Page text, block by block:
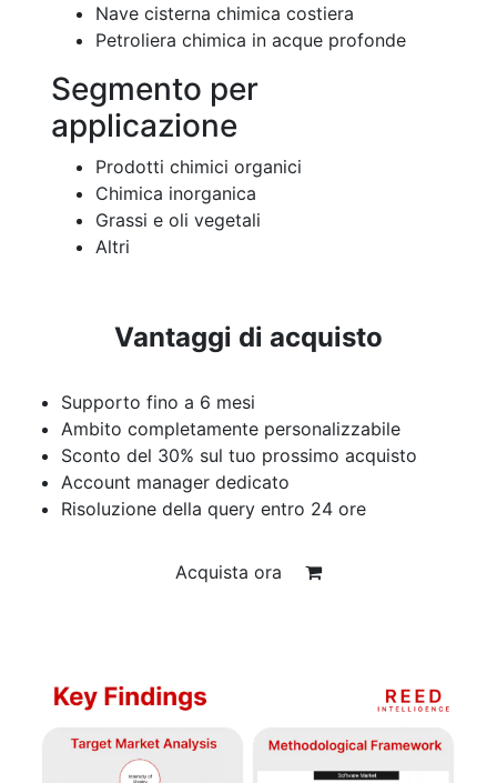
Nave cisterna chimica costiera
Petroliera chimica in acque profonde
Segmento per
applicazione
Prodotti chimici organici
Chimica inorganica
Grassi e oli vegetali
Altri
Vantaggi di acquisto
Supporto fino a 6 mesi
Ambito completamente personalizzabile
Sconto del 30% sul tuo prossimo acquisto
Account manager dedicato
Risoluzione della query entro 24 ore
Acquista ora